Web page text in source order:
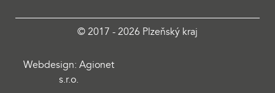
© 2017 - 2026 Plzeňský kraj
Webdesign: Agionet
s.r.o.